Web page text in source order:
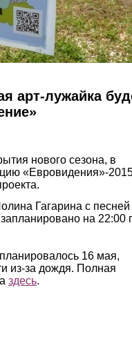
арт-лужайка
нового сезона, в
«Евровидения»-
Гагарина с песней
на 22:00
16 мая,
из-за дождя. Полная
здесь.